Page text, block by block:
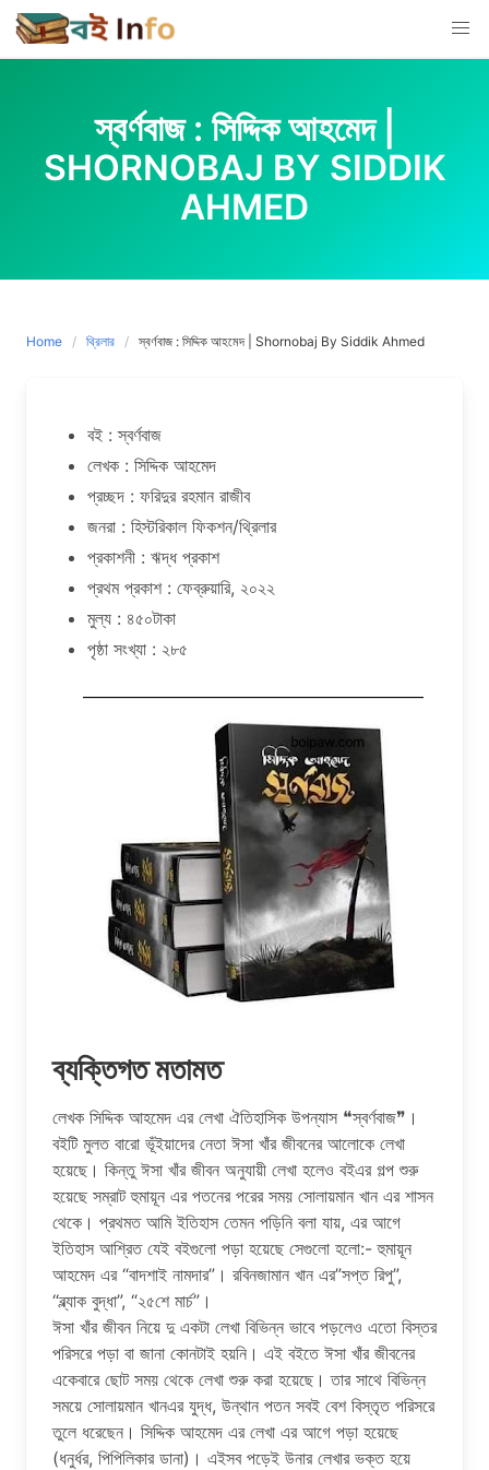
Skip
to
content
স্বর্ণবাজ : সিদ্দিক আহমেদ |
SHORNOBAJ BY SIDDIK
AHMED
Home থ্রিলার স্বর্ণবাজ : সিদ্দিক আহমেদ | Shornobaj By Siddik Ahmed
বই : স্বর্ণবাজ
লেখক : সিদ্দিক আহমেদ
প্রচ্ছদ : ফরিদুর রহমান রাজীব
জনরা : হিস্টরিকাল ফিকশন/থ্রিলার
প্রকাশনী : ঋদ্ধ প্রকাশ
প্রথম প্রকাশ : ফেব্রুয়ারি, ২০২২
মুল্য : ৪৫০টাকা
পৃষ্ঠা সংখ্যা : ২৮৫
ব্যক্তিগত মতামত
লেখক সিদ্দিক আহমেদ এর লেখা ঐতিহাসিক উপন্যাস ❝স্বর্ণবাজ❞।
বইটি মুলত বারো ভূঁইয়াদের নেতা ঈসা খাঁর জীবনের আলোকে লেখা
হয়েছে। কিন্তু ঈসা খাঁর জীবন অনুযায়ী লেখা হলেও বইএর গল্প শুরু
হয়েছে সম্রাট হুমায়ূন এর পতনের পরের সময় সোলায়মান খান এর শাসন
থেকে। প্রথমত আমি ইতিহাস তেমন পড়িনি বলা যায়, এর আগে
ইতিহাস আশ্রিত যেই বইগুলো পড়া হয়েছে সেগুলো হলো:- হুমায়ূন
আহমেদ এর “বাদশাই নামদার”। রবিনজামান খান এর”সপ্ত রিপু”,
“ব্ল্যাক বুদ্ধা”, “২৫শে মার্চ”।
ঈসা খাঁর জীবন নিয়ে দু একটা লেখা বিভিন্ন ভাবে পড়লেও এতো বিস্তর
পরিসরে পড়া বা জানা কোনটাই হয়নি। এই বইতে ঈসা খাঁর জীবনের
একেবারে ছোট সময় থেকে লেখা শুরু করা হয়েছে। তার সাথে বিভিন্ন
সময়ে সোলায়মান খানএর যুদ্ধ, উন্থান পতন সবই বেশ বিস্তৃত পরিসরে
তুলে ধরেছেন। সিদ্দিক আহমেদ এর লেখা এর আগে পড়া হয়েছে
(ধনুর্ধর, পিপিলিকার ডানা)। এইসব পড়েই উনার লেখার ভক্ত হয়ে